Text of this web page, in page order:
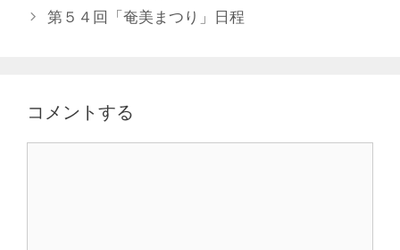
第５４回「奄美まつり」日程
コメントする